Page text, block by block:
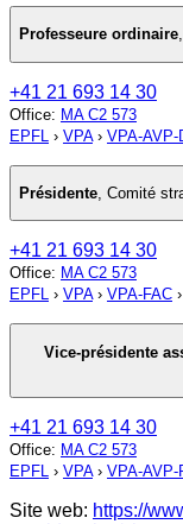
Professeure ordinaire,
+41 21 693 14 30
Office: MA C2 573
EPFL › VPA› VPA-AVP-
Présidente, Comité
+41 21 693 14 30
Office: MA C2 573
EPFL › VPA› VPA-FAC ›
Vice-présidente
+41 21 693 14 30
Office: MA C2 573
EPFL › VPA› VPA-AVP-
Site web: https://